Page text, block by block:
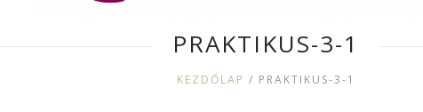
PRAKTIKUS-3-1
KEZDŐLAP / PRAKTIKUS-3-1